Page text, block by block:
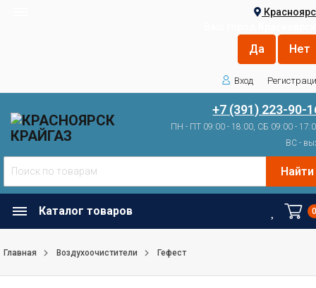
Вход
+7 (391) 223-90-
ПН - ПТ 09:00 - 18:00, СБ 09:00 -
ВС -
Найти
Каталог товаров
Главная Воздухоочистители Гефест